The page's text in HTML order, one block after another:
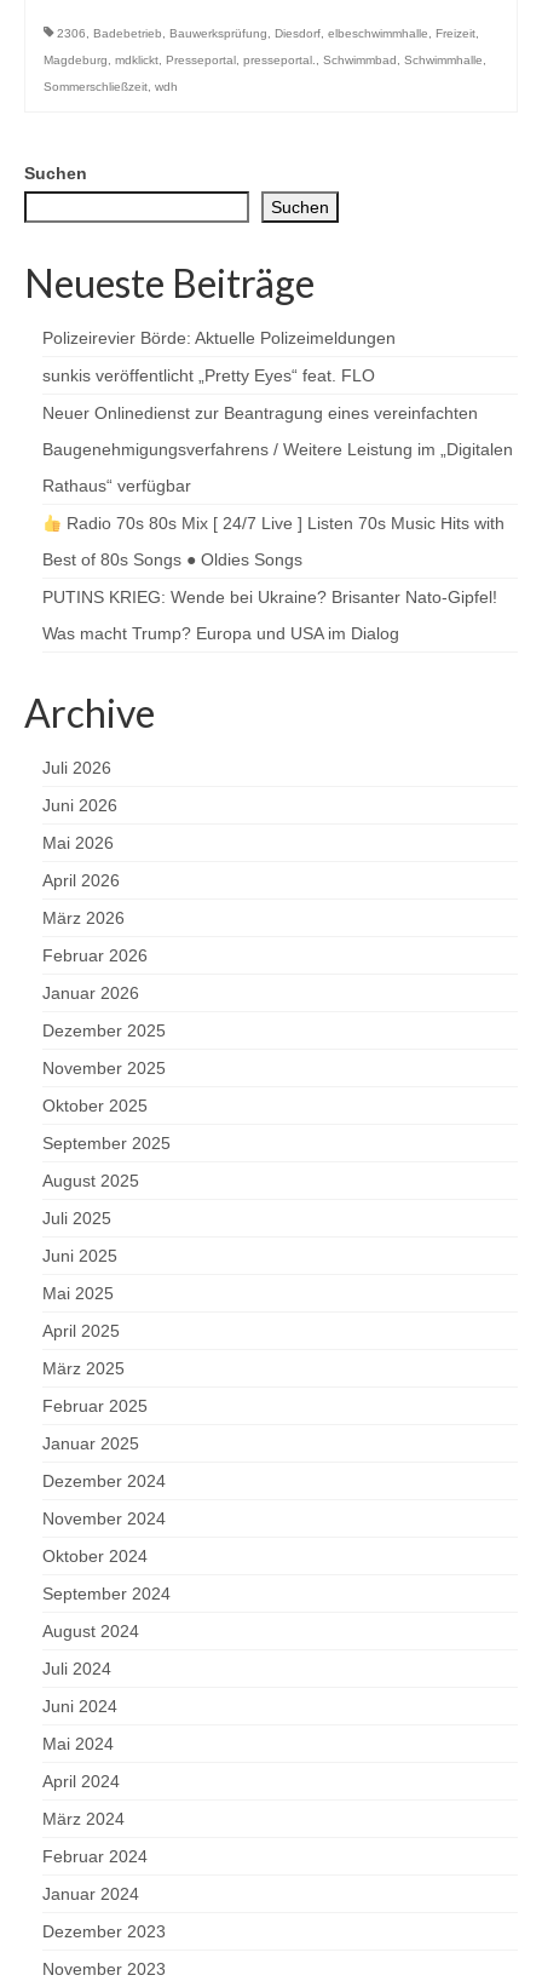
2306, Badebetrieb, Bauwerksprüfung, Diesdorf, elbeschwimmhalle, Freizeit,
Magdeburg, mdklickt, Presseportal , presseportal., Schwimmbad , Schwimmhalle,
Sommerschließzeit, wdh
Suchen
Suchen
Neueste Beiträge
Polizeirevier Börde: Aktuelle Polizeimeldungen
sunkis veröffentlicht „Pretty Eyes“ feat. FLO
Neuer Onlinedienst zur Beantragung eines vereinfachten
Baugenehmigungsverfahrens / Weitere Leistung im „Digitalen
Rathaus“ verfügbar
Radio 70s 80s Mix [ 24/7 Live ] Listen 70s Music Hits with
Best of 80s Songs ● Oldies Songs
PUTINS KRIEG: Wende bei Ukraine? Brisanter Nato-Gipfel!
Was macht Trump? Europa und USA im Dialog
Archive
Juli 2026
Juni 2026
Mai 2026
April 2026
März 2026
Februar 2026
Januar 2026
Dezember 2025
November 2025
Oktober 2025
September 2025
August 2025
Juli 2025
Juni 2025
Mai 2025
April 2025
März 2025
Februar 2025
Januar 2025
Dezember 2024
November 2024
Oktober 2024
September 2024
August 2024
Juli 2024
Juni 2024
Mai 2024
April 2024
März 2024
Februar 2024
Januar 2024
Dezember 2023
November 2023